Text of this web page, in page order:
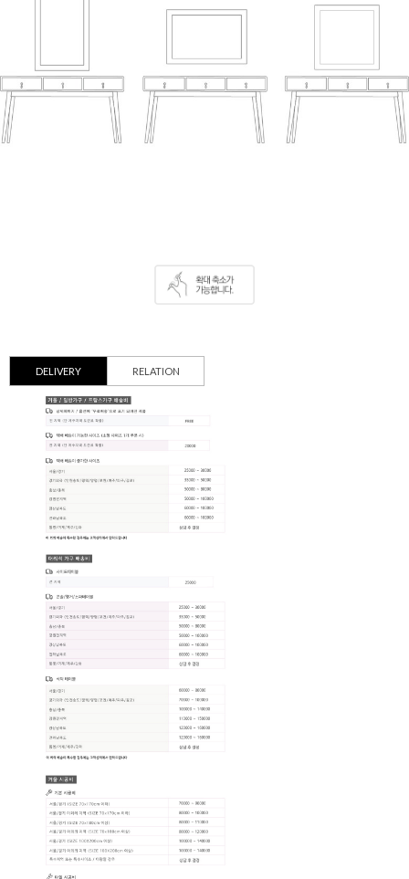
DELIVERY RELATION